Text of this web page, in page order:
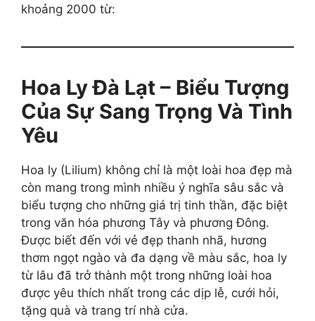
khoảng 2000 từ:
Hoa Ly Đà Lạt – Biểu Tượng
Của Sự Sang Trọng Và Tình
Yêu
Hoa ly (Lilium) không chỉ là một loài hoa đẹp mà
còn mang trong mình nhiều ý nghĩa sâu sắc và
biểu tượng cho những giá trị tinh thần, đặc biệt
trong văn hóa phương Tây và phương Đông.
Được biết đến với vẻ đẹp thanh nhã, hương
thơm ngọt ngào và đa dạng về màu sắc, hoa ly
từ lâu đã trở thành một trong những loài hoa
được yêu thích nhất trong các dịp lễ, cưới hỏi,
tặng quà và trang trí nhà cửa.